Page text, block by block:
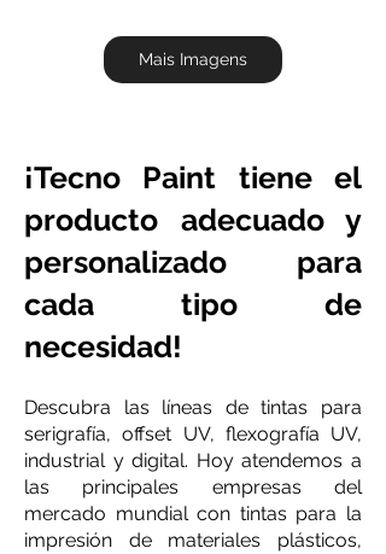
Mais Imagens
¡Tecno Paint tiene el
producto adecuado y
personalizado para
cada tipo de
necesidad!
Descubra las líneas de tintas para
serigrafía, offset UV, flexografía UV,
industrial y digital. Hoy atendemos a
las principales empresas del
mercado mundial con tintas para la
impresión de materiales plásticos,